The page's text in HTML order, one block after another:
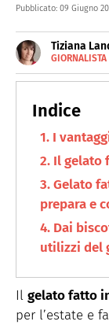
Pubblicato: 09 Giugno
Tiziana
GIORNALISTA
MAIL
Giornalista
digital
trovate in
I
Il gelato
Gelato
prepara e
Dai
utilizzi del
Il gelato fatto
per l’estate e